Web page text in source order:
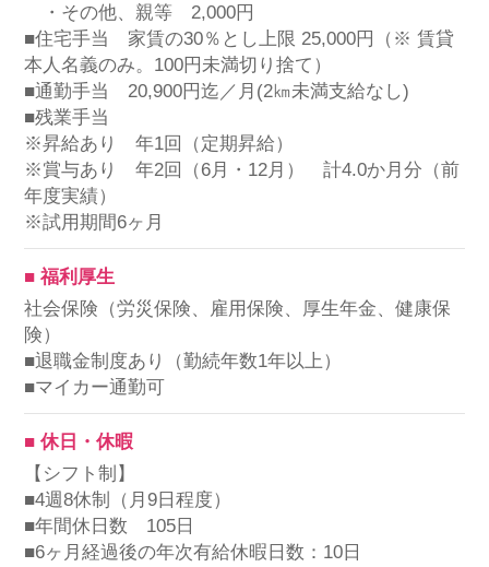
・その他、親等 2,000円
■住宅手当 家賃の30％とし上限 25,000円（※ 賃貸
本人名義のみ。100円未満切り捨て）
■通勤手当 20,900円迄／月(2㎞未満支給なし)
■残業手当
※昇給あり 年1回（定期昇給）
※賞与あり 年2回（6月・12月） 計4.0か月分（前
年度実績）
※試用期間6ヶ月
■ 福利厚生
社会保険（労災保険、雇用保険、厚生年金、健康保
険）
■退職金制度あり（勤続年数1年以上）
■マイカー通勤可
■ 休日・休暇
【シフト制】
■4週8休制（月9日程度）
■年間休日数 105日
■6ヶ月経過後の年次有給休暇日数：10日